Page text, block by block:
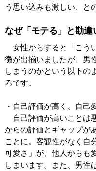
う思い込みも激しい、と
なぜ「モテる」と勘違
女性からすると「こう
徴が出揃いましたが、男
しまうのかという以下の
ろです。
・自己評価が高く、自己
自己評価が高いことは
からの評価とギャップが
ことに。客観性がなく自
可愛さ」が、他人からも
しまいます。また、男性